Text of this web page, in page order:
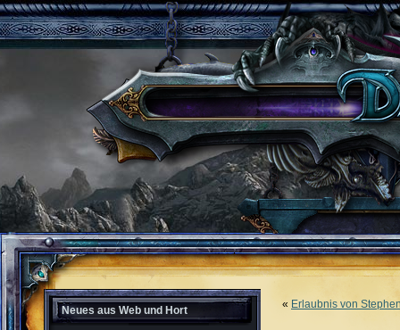
Neues aus Web und Hort « Erlaubnis von